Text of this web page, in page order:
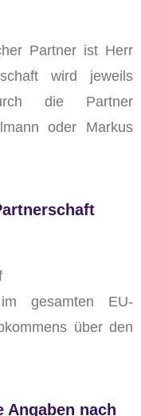
Partner ist Herr
wird jeweils
die Partner
oder Markus
im gesamten EU-
über den
Angaben nach